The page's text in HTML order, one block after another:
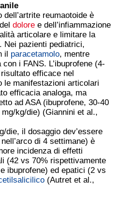
reumaotoide è
dolore e dell’infiammazione
articolare e limitare la
Nei pazienti pediatrici,
il paracetamolo, mentre
i FANS. L’ibuprofene (4-
efficace nel
le manifestazioni articolari
efficacia analoga, ma
ad ASA (ibuprofene, 30-40
kg/die) (Giannini et al.,
die, il dosaggio dev’essere
di 4 settimane) è
incidenza di effetti
(42 vs 70% rispettivamente
e ibuprofene) ed epatici (2 vs
(Autret et al.,